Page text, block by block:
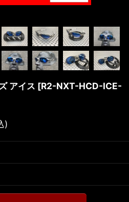
アイス [R2-NXT-HCD-ICE-
)